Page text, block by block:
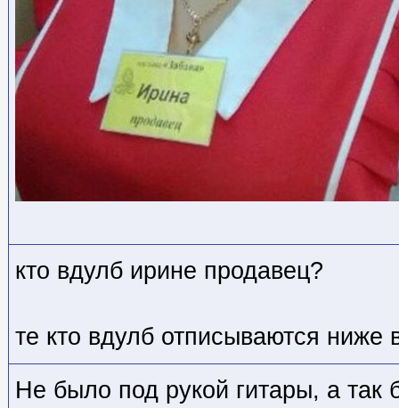
кто вдулб ирине продавец?
те кто вдулб отписываются ниже
Не было под рукой гитары, а так